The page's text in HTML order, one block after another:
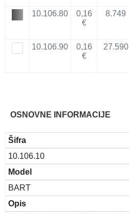
10.106.80
0,16
€
8.749
10.106.90
0,16
€
27.590
OSNOVNE INFORMACIJE
Šifra
10.106.10
Model
BART
Opis